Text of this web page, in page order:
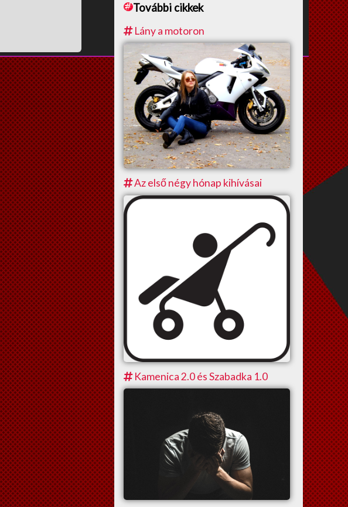
További cikkek
Lány a motoron
Az első négy hónap kihívásai
Kamenica 2.0 és Szabadka 1.0